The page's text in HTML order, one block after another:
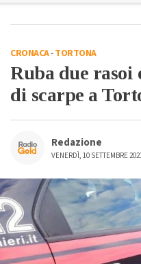
CRONACA-TORTONA
Ruba due
di scarpe a
Redazione
VENERDÌ, 10 SETTEMBRE